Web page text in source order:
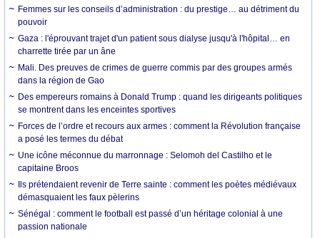
Femmes sur les conseils d’administration : du prestige… au détriment du
pouvoir
Gaza : l'éprouvant trajet d'un patient sous dialyse jusqu'à l'hôpital… en
charrette tirée par un âne
Mali. Des preuves de crimes de guerre commis par des groupes armés
dans la région de Gao
Des empereurs romains à Donald Trump : quand les dirigeants politiques
se montrent dans les enceintes sportives
Forces de l’ordre et recours aux armes : comment la Révolution française
a posé les termes du débat
Une icône méconnue du marronnage : Selomoh del Castilho et le
capitaine Broos
Ils prétendaient revenir de Terre sainte : comment les poètes médiévaux
démasquaient les faux pèlerins
Sénégal : comment le football est passé d’un héritage colonial à une
passion nationale